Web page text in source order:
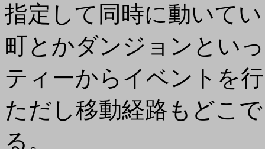
指定して同時に動いて
町とかダンジョンとい
ティーからイベントを
ただし移動経路もどこ
る。